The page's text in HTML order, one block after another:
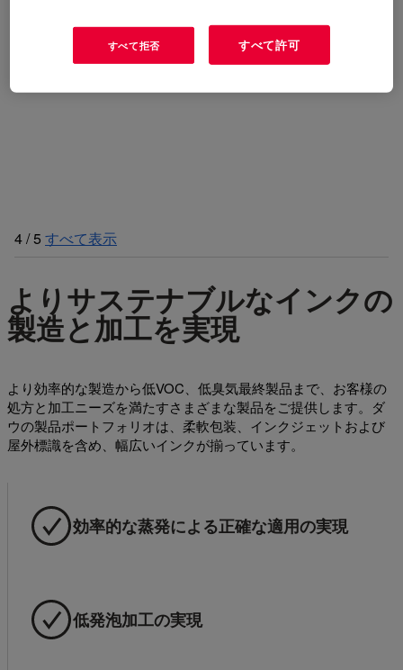
4/5 すべて表示
よりサステナブルなインクの
製造と加工を実現
より効率的な製造から低VOC、低臭気最終製品まで、お客様の
処方と加工ニーズを満たすさまざまな製品をご提供します。ダ
ウの製品ポートフォリオは、柔軟包装、インクジェットおよび
屋外標識を含め、幅広いインクが揃っています。
効率的な蒸発による正確な適用の実現
低発泡加工の実現
すべて拒否 すべて許可